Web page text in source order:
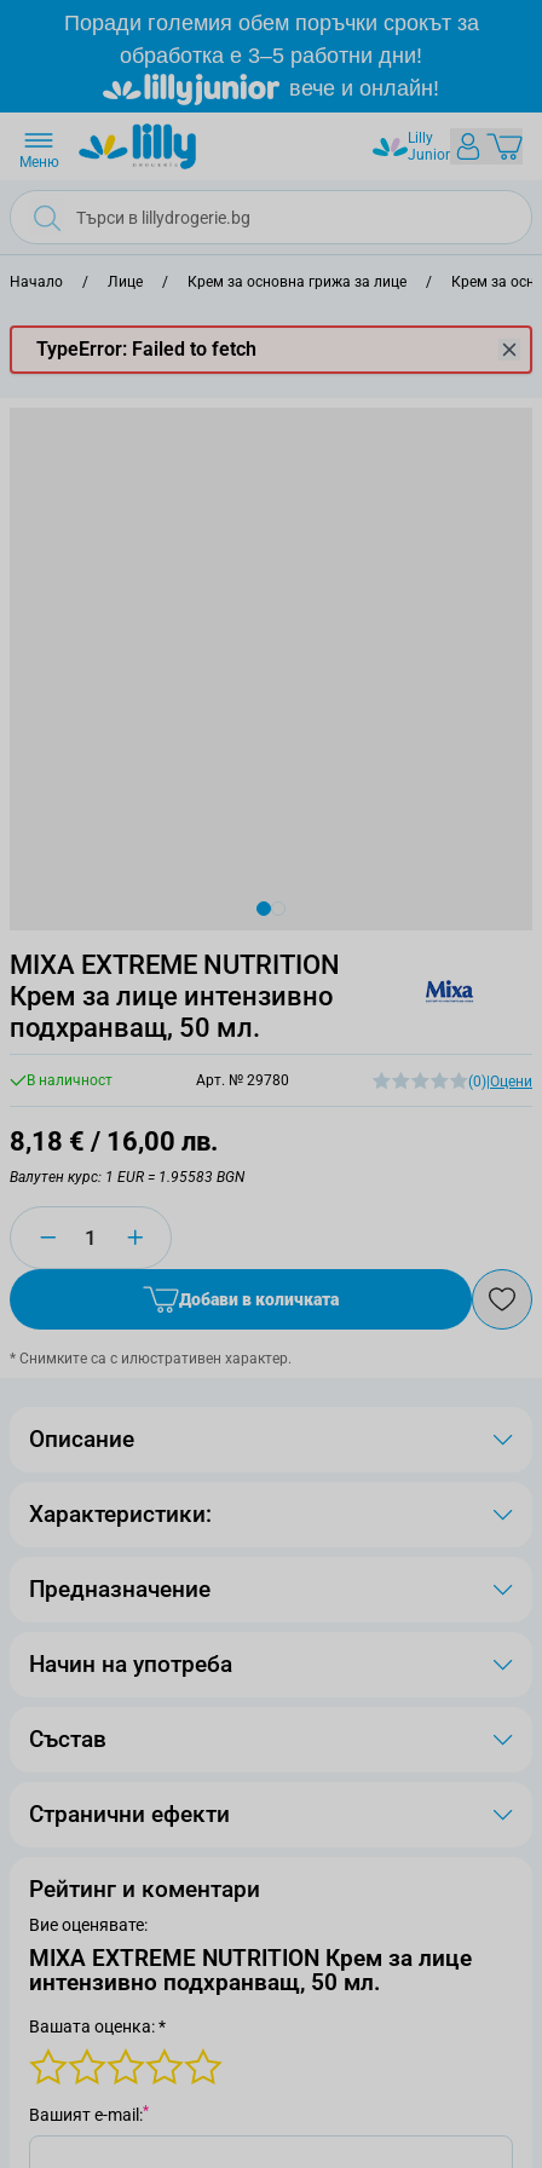
Прескачане към съдържанието
Поради големия обем поръчки срокът за
обработка е 3–5 работни дни!
вече и онлайн!
Lilly
Junior
Меню
Начало / Лице / Крем за основна грижа за лице / Крем за
TypeError: Failed to fetch
View larger image
View larger image
MIXA EXTREME NUTRITION
Крем за лице интензивно
подхранващ, 50 мл.
В наличност Арт. № 29780 (0) Оцени
8,18 € / 16,00 лв.
Валутен курс: 1 EUR = 1.95583 BGN
Количество
Добави в количката
* Снимките са с илюстративен характер.
Описание
Характеристики:
Предназначение
Начин на употреба
Състав
Странични ефекти
Рейтинг и коментари
Вие оценявате:
MIXA EXTREME NUTRITION Крем за лице
интензивно подхранващ, 50 мл.
Вашата оценка: *
Вашият е-mail